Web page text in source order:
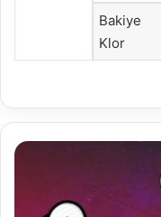
Bakiye
Klor
Bolu
Günleri